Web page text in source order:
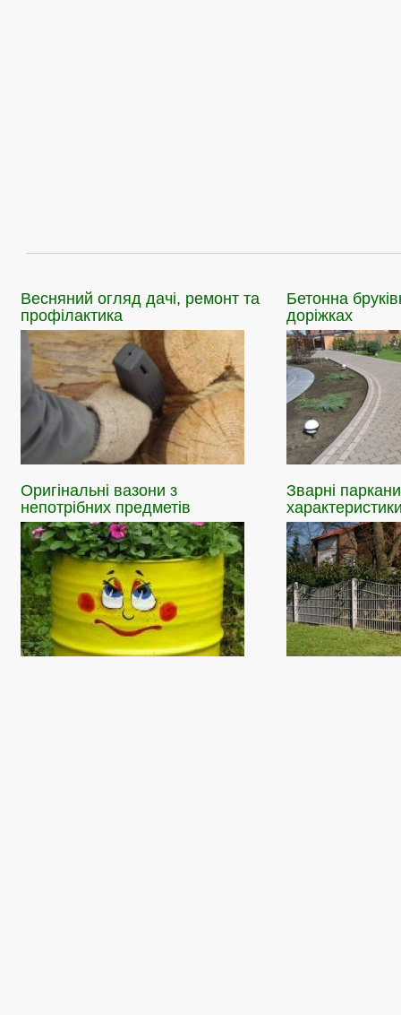
Весняний огляд дачі, ремонт та
профілактика
Бетонна
доріжках
Оригінальні вазони з
непотрібних предметів
Зварні